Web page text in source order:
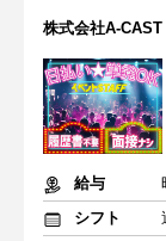
株式会社A-
給与
シフト